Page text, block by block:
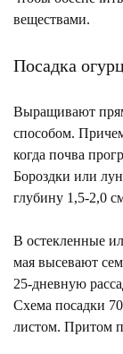
веществами.
Посадка
Выращивают
способом.
когда почва
Бороздки или
глубину 1,5-2,0
В остекленные
мая высевают
25-дневную
Схема посадки
листом. Притом